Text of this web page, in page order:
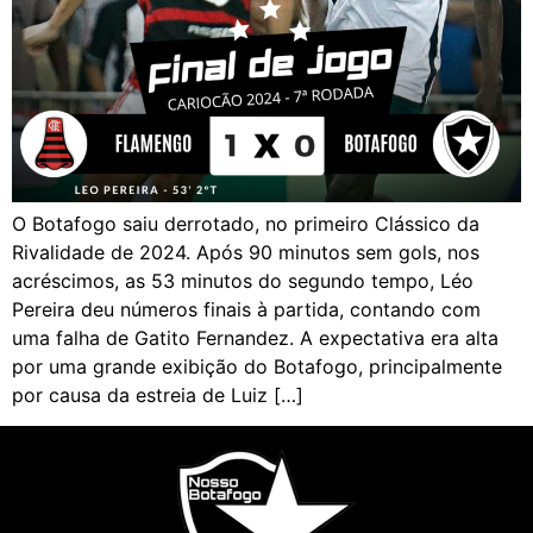
O Botafogo saiu derrotado, no primeiro Clássico da
Rivalidade de 2024. Após 90 minutos sem gols, nos
acréscimos, as 53 minutos do segundo tempo, Léo
Pereira deu números finais à partida, contando com
uma falha de Gatito Fernandez. A expectativa era alta
por uma grande exibição do Botafogo, principalmente
por causa da estreia de Luiz […]